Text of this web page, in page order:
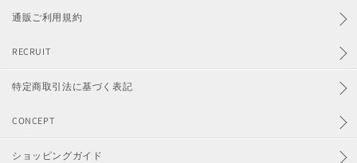
通販ご利用規約
RECRUIT
特定商取引法に基づく表記
CONCEPT
ショッピングガイド